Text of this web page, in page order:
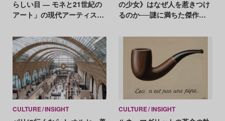
らしい目 ― モネと21世紀の
アート」の現代アーティスト
の少女》はなぜ人を惹きつけ
るのか──謎に満ちた傑作の
CULTURE INSIGHT CULTURE INSIGHT